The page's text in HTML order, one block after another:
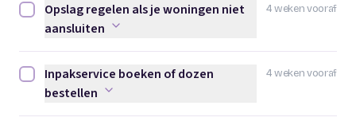
4 weken vooraf
Opslag regelen als je woningen niet aansluiten afvinken
Opslag regelen als je woningen niet
aansluiten
4 weken vooraf
Inpakservice boeken of dozen bestellen afvinken
Inpakservice boeken of dozen
bestellen